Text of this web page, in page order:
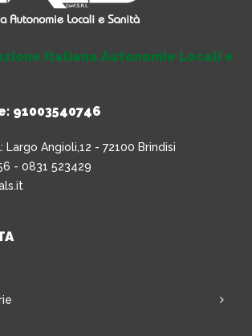
Italiana Autonomie Locali e
91003540746
Angioli,12 - 72100 Brindisi
- 0831 523429